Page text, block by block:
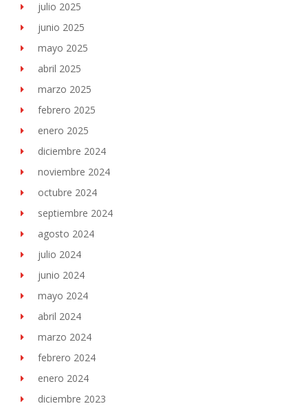
julio 2025
junio 2025
mayo 2025
abril 2025
marzo 2025
febrero 2025
enero 2025
diciembre 2024
noviembre 2024
octubre 2024
septiembre 2024
agosto 2024
julio 2024
junio 2024
mayo 2024
abril 2024
marzo 2024
febrero 2024
enero 2024
diciembre 2023